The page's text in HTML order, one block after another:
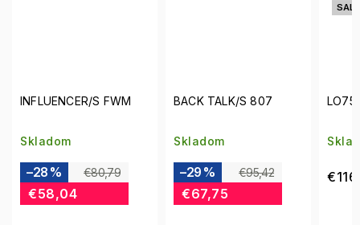
BACK TALK/S 807
Skladom
–29 %
€67,75
SALECODE:SUN10:10:%
LO755S 001
Skladom
€116,25